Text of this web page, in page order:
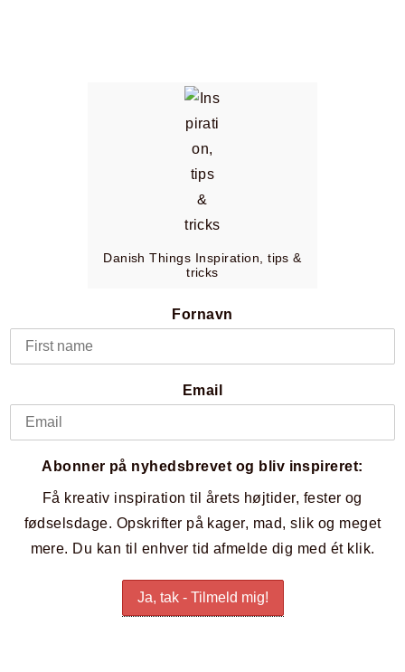
Danish Things Inspiration, tips &
tricks
Fornavn
Email
Abonner på nyhedsbrevet og bliv inspireret:
Få kreativ inspiration til årets højtider, fester og
fødselsdage. Opskrifter på kager, mad, slik og meget
mere. Du kan til enhver tid afmelde dig med ét klik.